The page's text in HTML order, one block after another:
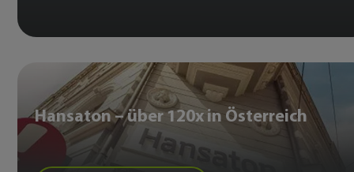
Hansaton – über 120x in Österreich